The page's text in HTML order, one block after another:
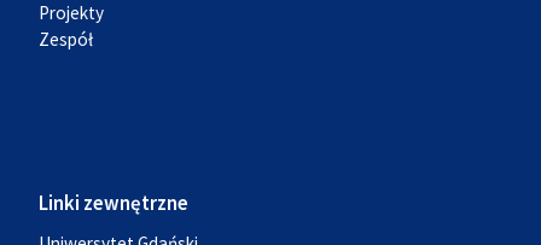
Projekty
Zespół
Linki zewnętrzne